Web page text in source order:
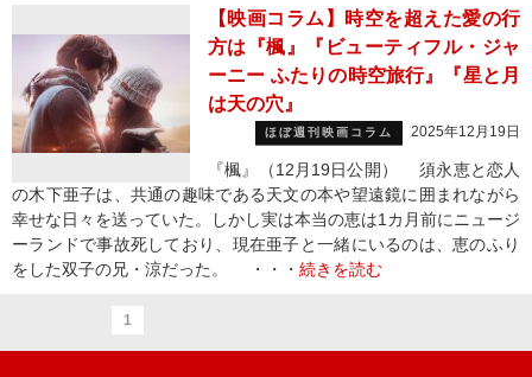
【映画コラム】時空を超えた愛の行
方は『楓』『ビューティフル・ジャ
ーニー ふたりの時空旅行』『星と月
は天の穴』
ほぼ週刊映画コラム 2025年12月19日
『楓』（12月19日公開） 須永恵と恋人
の木下亜子は、共通の趣味である天文の本や望遠鏡に囲まれながら
幸せな日々を送っていた。しかし実は本当の恵は1カ月前にニュージ
ーランドで事故死しており、現在亜子と一緒にいるのは、恵のふり
をした双子の兄・涼だった。 ・・・ 続きを読む
1